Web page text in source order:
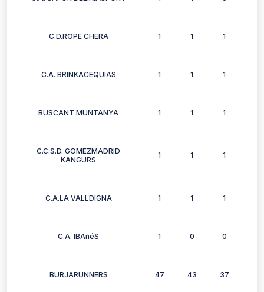
C.D.ROPE CHERA 1 1 1
C.A. BRINKACEQUIAS 1 1 1
BUSCANT MUNTANYA 1 1 1
C.C.S.D. GOMEZMADRID
KANGURS
1 1 1
C.A.LA VALLDIGNA 1 1 1
C.A. IBAñéS 1 0 0
BURJARUNNERS 47 43 37